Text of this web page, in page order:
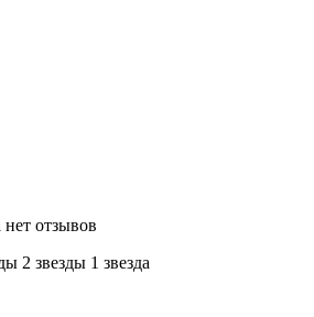
отзывов
2 звeзды 1 звeзда